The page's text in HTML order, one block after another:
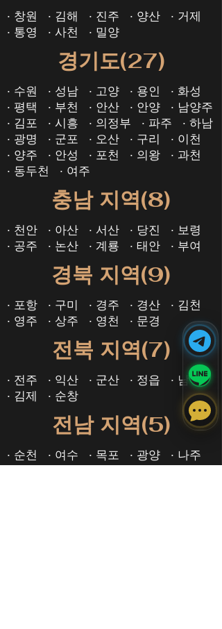
· 창원 · 김해 · 진주 · 양산
· 거제
· ​통영
· 사천 · 밀양
경기도(27)
· 수원 · 성남 · 고양 · 용인
· 화성
· ​평택
· 부천 · 안산 · 안양
· 남양주
· 김포
· 시흥 · 의정부 · 파주
· 하남
· 광명
· 군포 · 오산 · 구리
· 이천
· 양주
· 안성 · 포천 · 의왕
· 과천
· 동두천
· 여주
충남 지역(8)
· 천안 · 아산 · 서산 · 당진
· 보령
· ​공주
· 논산 · 계룡 · 태안 · 부여
경북 지역(9)
· 포항 · 구미 · 경주 · 경산
· 김천
· ​영주
· 상주 · 영천 · 문경
전북 지역(7)
· 전주 · 익산 · 군산 · 정읍
· 남원
· 김제
· 순창
전남 지역(5)
· 순천 · 여수 · 목포 · 광양 · 나주